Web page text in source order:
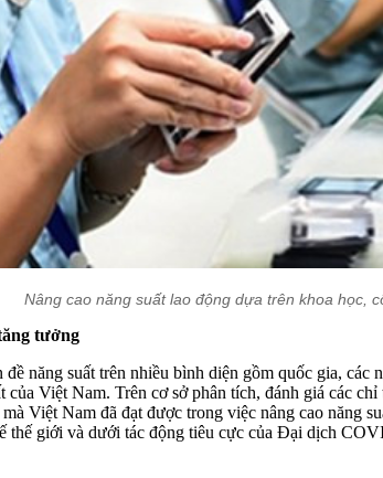
Nâng cao năng suất lao động dựa trên khoa học,
tưởng
năng suất trên nhiều bình diện gồm quốc gia,
Việt Nam. Trên cơ sở phân tích, đánh giá các
Việt Nam đã đạt được trong việc nâng cao năng
thế giới và dưới tác động tiêu cực của Đại dịch